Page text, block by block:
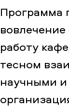
Программа
работу
тесном
научными и